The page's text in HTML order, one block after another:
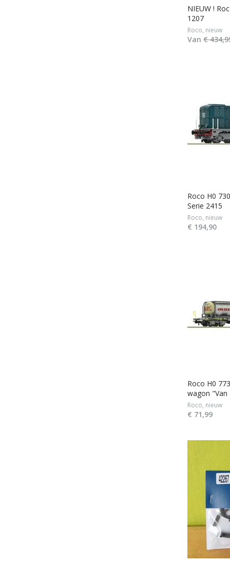
NIEUW !
1207
Roco, nieuw
Van €
Roco H0
Serie 2415
Roco, nieuw
€ 194,90
Roco H0
wagon
Roco, nieuw
€ 71,99